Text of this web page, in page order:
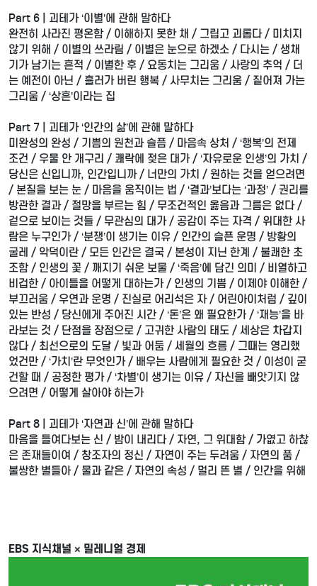
Part 6 | 괴테가 ‘이별’에 관해 말하다
완전히 사라진 평온함 / 이해하지 못한 채 / 그립고 괴롭다 / 미치지
않기 위해 / 이별의 쓰라림 / 이별은 눈으로 하겠소 / 다시는 / 생채
기가 남기는 흔적 / 이별한 후 / 요동치는 그리움 / 사랑의 추억 / 더
는 예전이 아닌 / 흘러가 버린 행복 / 사무치는 그리움 / 짙어져 가는
그리움 / ‘상흔’이라는 집
Part 7 | 괴테가 ‘인간의 삶’에 관해 말하다
미완성의 완성 / 기쁨의 원천과 슬픔 / 마음속 상처 / ‘행복’의 전제
조건 / 우물 안 개구리 / 쾌락에 젖은 대가 / ‘자유로운 인생’의 가치 /
당신은 신입니까, 인간입니까 / 너만의 가치 / 원하는 것을 얻으려면
/ 본질을 보는 눈 / 마음을 움직이는 법 / ‘결과’보다는 ‘과정’ / 권리를
방관한 결과 / 절망을 부르는 힘 / 무조건적인 옳음과 그름은 없다 /
겉으로 보이는 것들 / 무관심의 대가 / 공감이 주는 자격 / 위대한 사
람은 누구인가 / ‘분쟁’이 생기는 이유 / 인간의 슬픈 운명 / 방황의
굴레 / 악덕이란 / 모든 인간은 결국 / 본성이 지닌 한계 / 불쾌한 초
조함 / 인생의 꽃 / 깨지기 쉬운 보물 / ‘죽음’에 담긴 의미 / 비열하고
비겁한 / 아이들을 어떻게 대하는가 / 인생의 기쁨 / 이제야 이해한 /
부끄러움 / 우연과 운명 / 진실로 어리석은 자 / 어린아이처럼 / 깊이
있는 반성 / 당신에게 주어진 시간 / ‘돈’은 왜 필요한가 / ‘재능’을 바
라보는 것 / 단점을 장점으로 / 고귀한 사람의 태도 / 세상은 차갑지
않다 / 최선으로의 도달 / 빛과 어둠 / 세월의 흐름 / 그때는 영리했
었건만 / ‘가치’란 무엇인가 / 배우는 사람에게 필요한 것 / 이성이 굳
건할 때 / 공정한 평가 / ‘차별’이 생기는 이유 / 자신을 빼앗기지 않
으려면 / 어떻게 살아야 하는가
Part 8 | 괴테가 ‘자연과 신’에 관해 말하다
마음을 들여다보는 신 / 밤이 내리다 / 자연, 그 위대함 / 가엾고 하찮
은 존재들이여 / 창조자의 정신 / 자연이 주는 두려움 / 자연의 품 /
불쌍한 별들아 / 물과 같은 / 자연의 속성 / 멀리 뜬 별 / 인간을 위해
EBS 지식채널 × 밀레니얼 경제